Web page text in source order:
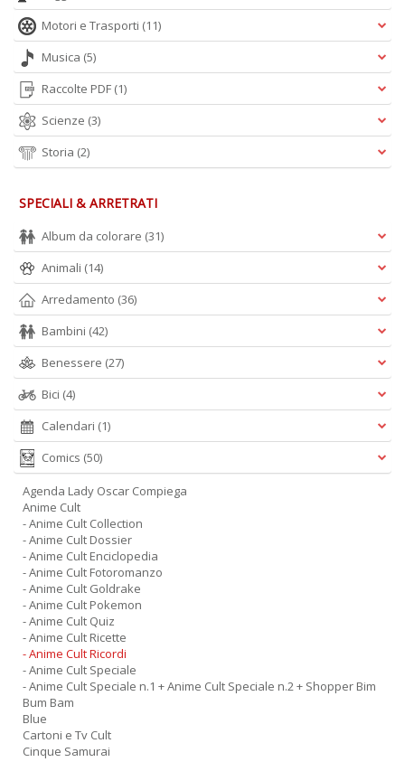
Motori e Trasporti (11)
Musica (5)
Raccolte PDF (1)
Scienze (3)
Storia (2)
SPECIALI & ARRETRATI
Album da colorare (31)
Animali (14)
Arredamento (36)
Bambini (42)
Benessere (27)
Bici (4)
Calendari (1)
Comics (50)
Agenda Lady Oscar Compiega
Anime Cult
- Anime Cult Collection
- Anime Cult Dossier
- Anime Cult Enciclopedia
- Anime Cult Fotoromanzo
- Anime Cult Goldrake
- Anime Cult Pokemon
- Anime Cult Quiz
- Anime Cult Ricette
- Anime Cult Ricordi
- Anime Cult Speciale
- Anime Cult Speciale n.1 + Anime Cult Speciale n.2 + Shopper Bim
Bum Bam
Blue
Cartoni e Tv Cult
Cinque Samurai